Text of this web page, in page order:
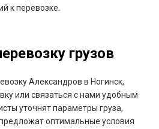
к перевозке.
грузов
Александров в Ногинск,
или связаться с нами удобным
уточнят параметры груза,
оптимальные условия